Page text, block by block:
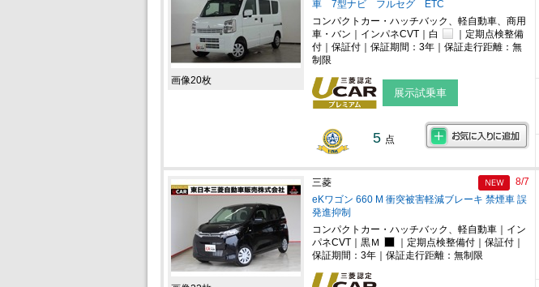
画像20枚
車 7型ナビ フルセグ ETC
コンパクトカー・ハッチバック、軽自動車、商用
車・バン｜インパネCVT｜白
｜定期点検整備
付｜保証付｜保証期間：3年｜保証走行距離：無
制限
展示試乗車
5 点
三菱
eKワゴン 660 M 衝突被害軽減ブレーキ 禁煙車 誤
発進抑制
8/7
コンパクトカー・ハッチバック、軽自動車｜イン
パネCVT｜黒Ｍ
｜定期点検整備付｜保証付｜
保証期間：3年｜保証走行距離：無制限